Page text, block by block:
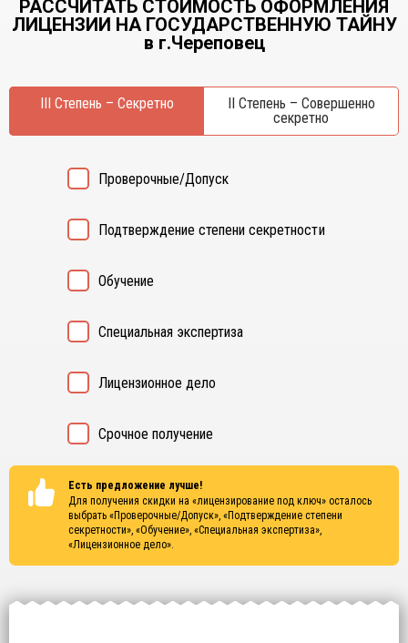
Курган
Курск
Липецк
Махачкала
Мурманск
Н
Нижний Новгород
Нижний Тагил
Новокузнецк
Новосибирск
Х
Хабаровск
Чебоксары
Челябинск
Ярославль
РАССЧИТАТЬ СТОИМОСТЬ ОФОРМЛЕНИЯ
ЛИЦЕНЗИИ НА ГОСУДАРСТВЕННУЮ ТАЙНУ
в г.Череповец
III Степень – Секретно
II Степень – Совершенно
секретно
Проверочные/Допуск
Подтверждение степени секретности
Обучение
Специальная экспертиза
Лицензионное дело
Срочное получение
Есть предложение лучше!
Для получения скидки на «лицензирование под ключ» осталось
выбрать «Проверочные/Допуск», «Подтверждение степени
секретности», «Обучение», «Специальная экспертиза»,
«Лицензионное дело».